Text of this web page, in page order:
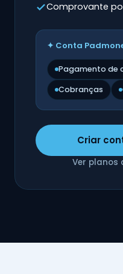
Comprovante
✦ Conta
Pagamento de
Cobranças
Criar
Ver planos